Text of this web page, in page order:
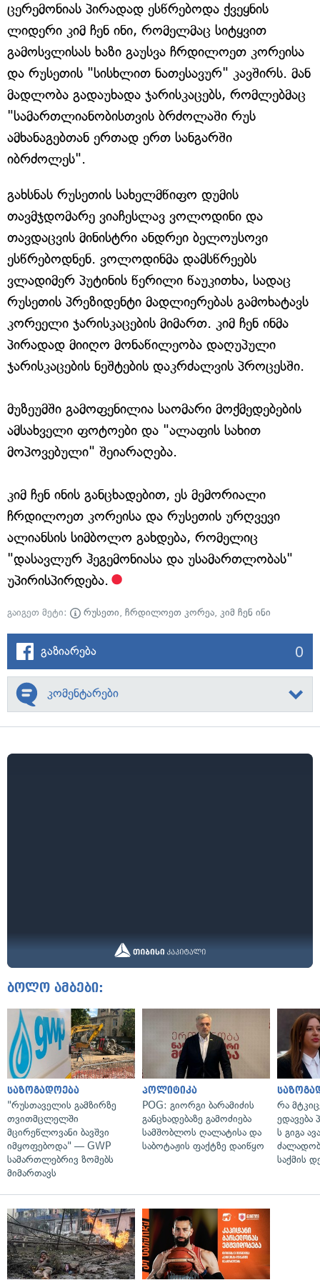
ცერემონიას პირადად ესწრებოდა ქვეყნის
ლიდერი კიმ ჩენ ინი, რომელმაც სიტყვით
გამოსვლისას ხაზი გაუსვა ჩრდილოეთ კორეისა
და რუსეთის "სისხლით ნათესავურ" კავშირს. მან
მადლობა გადაუხადა ჯარისკაცებს, რომლებმაც
"სამართლიანობისთვის ბრძოლაში რუს
ამხანაგებთან ერთად ერთ სანგარში
იბრძოლეს".
გახსნას რუსეთის სახელმწიფო დუმის
თავმჯდომარე ვიაჩესლავ ვოლოდინი და
თავდაცვის მინისტრი ანდრეი ბელოუსოვი
ესწრებოდნენ. ვოლოდინმა დამსწრეებს
ვლადიმერ პუტინის წერილი წაუკითხა, სადაც
რუსეთის პრეზიდენტი მადლიერებას გამოხატავს
კორეელი ჯარისკაცების მიმართ. კიმ ჩენ ინმა
პირადად მიიღო მონაწილეობა დაღუპული
ჯარისკაცების ნეშტების დაკრძალვის პროცესში.
მუზეუმში გამოფენილია საომარი მოქმედებების
ამსახველი ფოტოები და "ალაფის სახით
მოპოვებული" შეიარაღება.
კიმ ჩენ ინის განცხადებით, ეს მემორიალი
ჩრდილოეთ კორეისა და რუსეთის ურღვევი
ალიანსის სიმბოლო გახდება, რომელიც
"დასავლურ ჰეგემონიასა და უსამართლობას"
უპირისპირდება.
გაიგეთ მეტი: რუსეთი, ჩრდილოეთ კორეა, კიმ ჩენ ინი
გაზიარება 0
კომენტარები
ბოლო ამბები:
საზოგადოება
"რუსთაველის გამზირზე
თვითმცლელში
მცირეწლოვანი ბავშვი
იმყოფებოდა" — GWP
სამართლებრივ ზომებს
მიმართავს
პოლიტიკა
POG: გიორგი ბარამიძის
განცხადებაზე გამოძიება
სამშობლოს ღალატისა და
საბოტაჟის ფაქტზე დაიწყო
რა
ედავება
ს გიგა
საქმის